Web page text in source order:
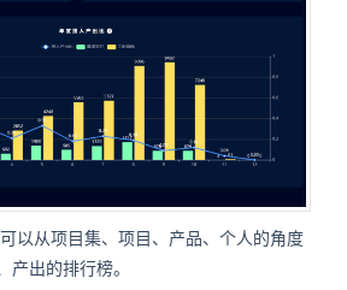
以从项目集、项目、产品、个人的角度
产出的排行榜。